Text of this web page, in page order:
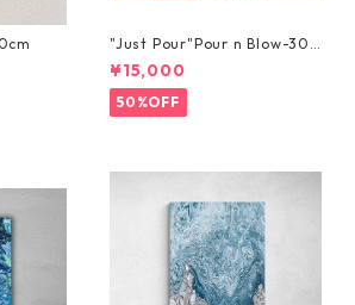
"Just Pour"Pour n Blow-30c
m x 30cm
¥15,000
50%OFF